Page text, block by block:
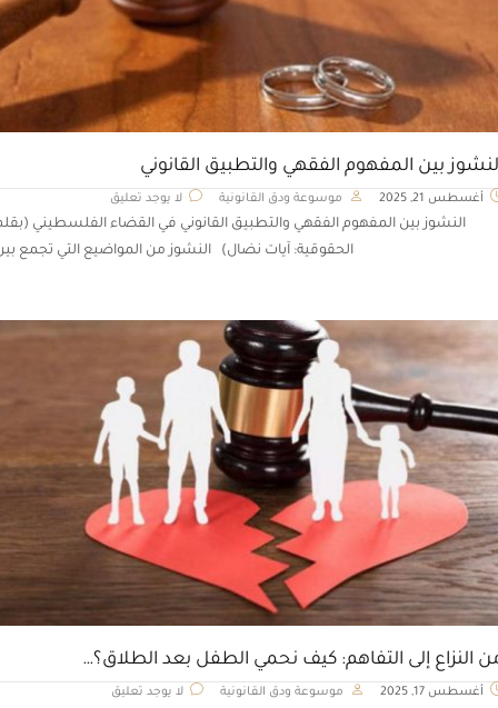
بين المفهوم الفقهي والتطبيق القانوني
أغسطس 21, 2025 موسوعة ودق القانونية لا يوجد تعليق
النشوز بين المفهوم الفقهي والتطبيق القانوني في القضاء الفلسطيني
الحقوقية: آيات نضال) النشوز من المواضيع التي تجمع
النزاع إلى التفاهم: كيف نحمي الطفل بعد الطلاق؟…
أغسطس 17, 2025 موسوعة ودق القانونية لا يوجد تعليق